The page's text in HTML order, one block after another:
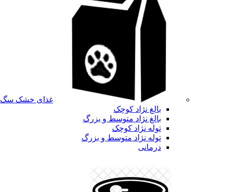
غذای خشک سگ
بالغ نژاد کوچک
بالغ نژاد متوسط و بزرگ
توله نژاد کوچک
توله نژاد متوسط و بزرگ
درمانی